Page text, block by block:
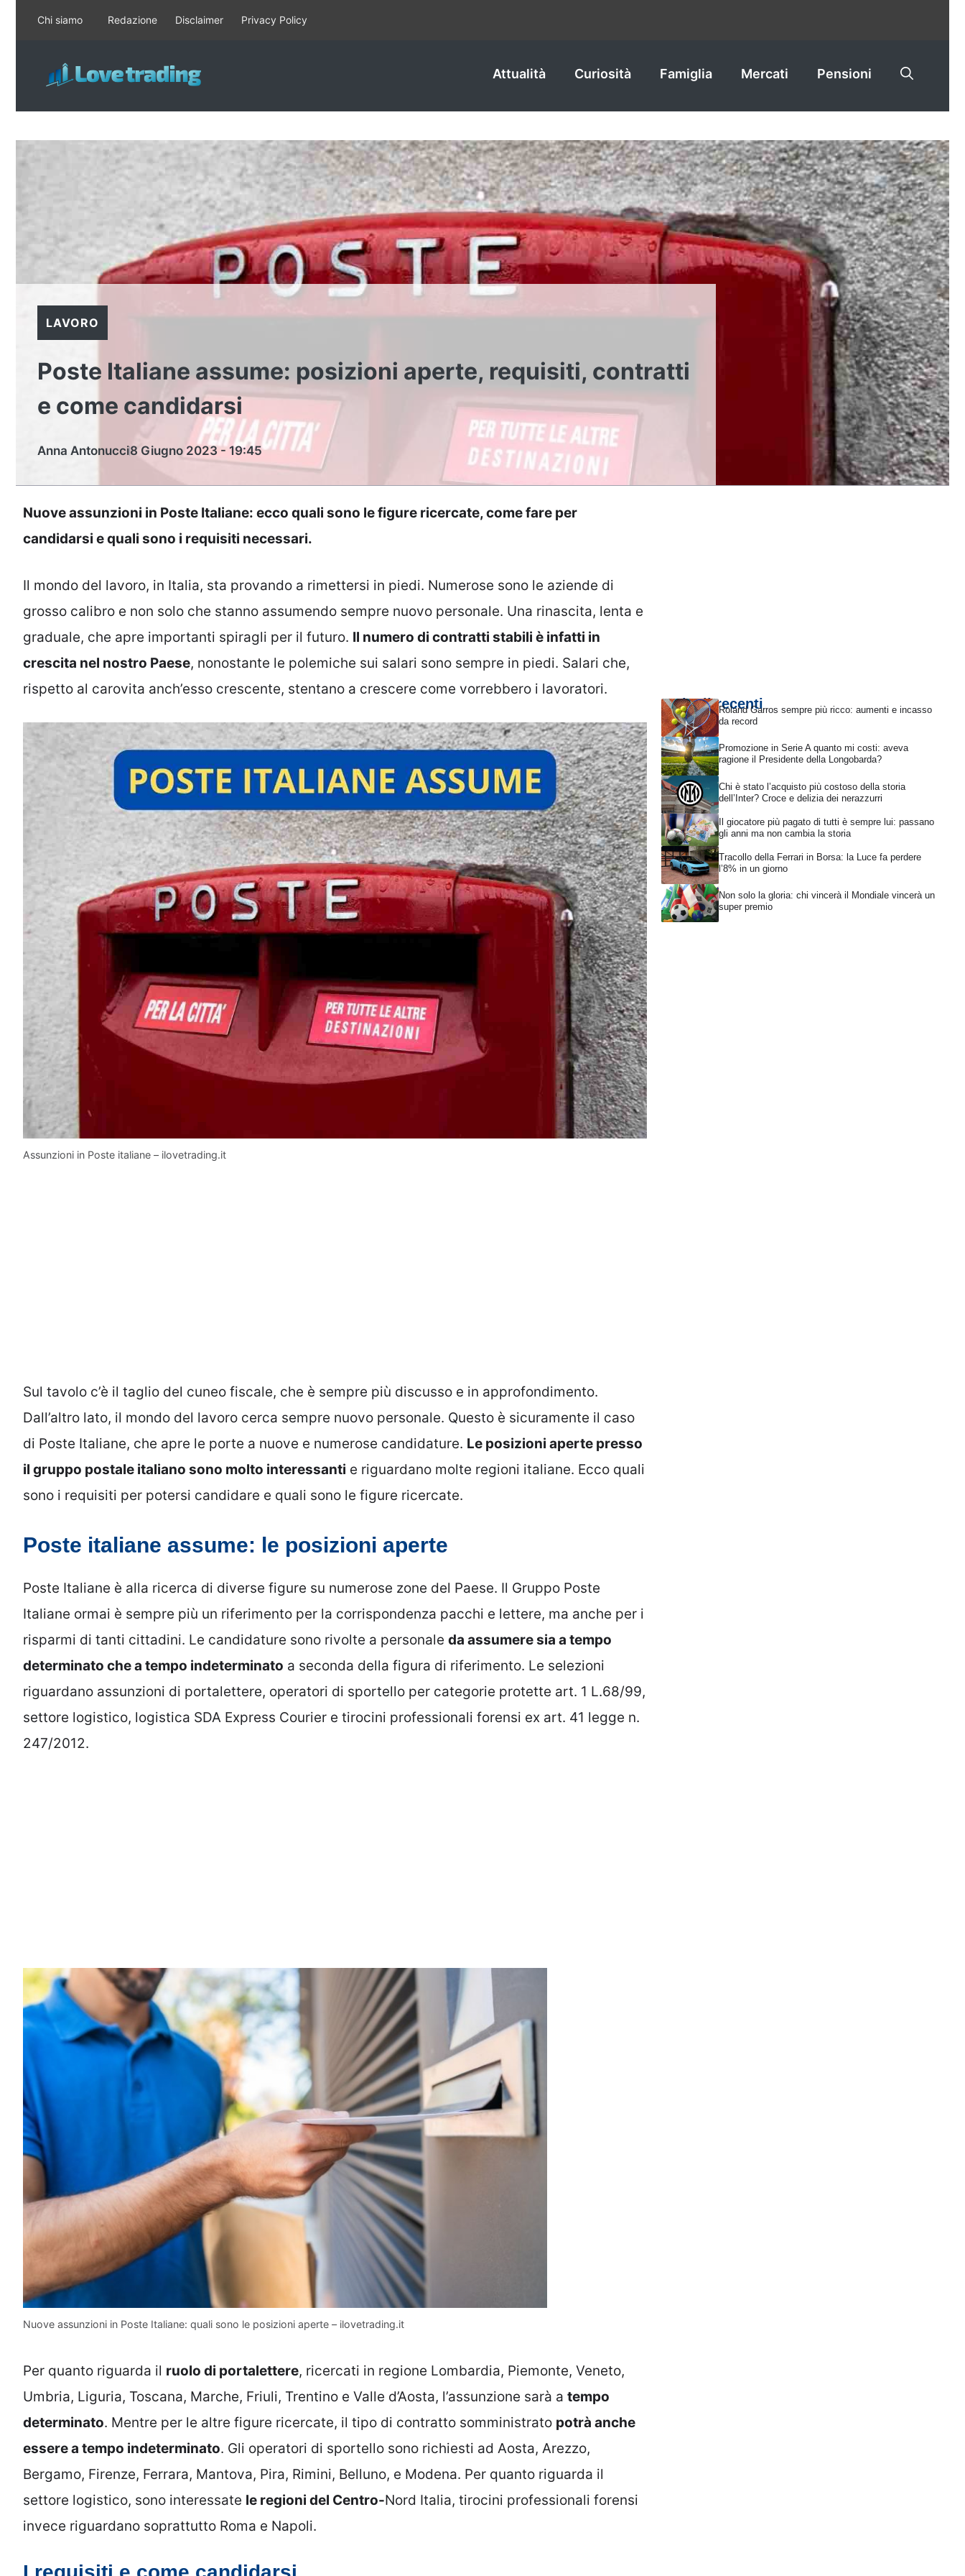
contenuto
Chi siamo Redazione Disclaimer Privacy Policy
Attualità Curiosità Famiglia Mercati Pensioni
LAVORO
Poste Italiane assume: posizioni aperte, requisiti, contratti
e come candidarsi
Anna Antonucci8 Giugno 2023 - 19:45
Nuove assunzioni in Poste Italiane: ecco quali sono le figure ricercate, come fare per
candidarsi e quali sono i requisiti necessari.
Il mondo del lavoro, in Italia, sta provando a rimettersi in piedi. Numerose sono le aziende di
grosso calibro e non solo che stanno assumendo sempre nuovo personale. Una rinascita, lenta e
graduale, che apre importanti spiragli per il futuro. Il numero di contratti stabili è infatti in
crescita nel nostro Paese, nonostante le polemiche sui salari sono sempre in piedi. Salari che,
rispetto al carovita anch’esso crescente, stentano a crescere come vorrebbero i lavoratori.
Assunzioni in Poste italiane – ilovetrading.it
Sul tavolo c’è il taglio del cuneo fiscale, che è sempre più discusso e in approfondimento.
Dall’altro lato, il mondo del lavoro cerca sempre nuovo personale. Questo è sicuramente il caso
di Poste Italiane, che apre le porte a nuove e numerose candidature. Le posizioni aperte presso
il gruppo postale italiano sono molto interessanti e riguardano molte regioni italiane. Ecco quali
sono i requisiti per potersi candidare e quali sono le figure ricercate.
Poste italiane assume: le posizioni aperte
Poste Italiane è alla ricerca di diverse figure su numerose zone del Paese. Il Gruppo Poste
Italiane ormai è sempre più un riferimento per la corrispondenza pacchi e lettere, ma anche per i
risparmi di tanti cittadini. Le candidature sono rivolte a personale da assumere sia a tempo
determinato che a tempo indeterminato a seconda della figura di riferimento. Le selezioni
riguardano assunzioni di portalettere, operatori di sportello per categorie protette art. 1 L.68/99,
settore logistico, logistica SDA Express Courier e tirocini professionali forensi ex art. 41 legge n.
247/2012.
Nuove assunzioni in Poste Italiane: quali sono le posizioni aperte – ilovetrading.it
Per quanto riguarda il ruolo di portalettere, ricercati in regione Lombardia, Piemonte, Veneto,
Umbria, Liguria, Toscana, Marche, Friuli, Trentino e Valle d’Aosta, l’assunzione sarà a tempo
determinato. Mentre per le altre figure ricercate, il tipo di contratto somministrato potrà anche
essere a tempo indeterminato. Gli operatori di sportello sono richiesti ad Aosta, Arezzo,
Bergamo, Firenze, Ferrara, Mantova, Pira, Rimini, Belluno, e Modena. Per quanto riguarda il
settore logistico, sono interessate le regioni del Centro-Nord Italia, tirocini professionali forensi
invece riguardano soprattutto Roma e Napoli.
Articoli recentiRoland Garros sempre più ricco: aumenti e incasso
da record
Promozione in Serie A quanto mi costi: aveva
ragione il Presidente della Longobarda?
Chi è stato l’acquisto più costoso della storia
dell’Inter? Croce e delizia dei nerazzurri
Il giocatore più pagato di tutti è sempre lui: passano
gli anni ma non cambia la storia
Tracollo della Ferrari in Borsa: la Luce fa perdere
l’8% in un giorno
Non solo la gloria: chi vincerà il Mondiale vincerà un
super premio